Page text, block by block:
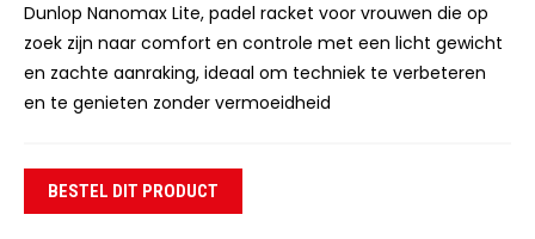
Dunlop Nanomax Lite, padel racket voor vrouwen die op
zoek zijn naar comfort en controle met een licht gewicht
en zachte aanraking, ideaal om techniek te verbeteren
en te genieten zonder vermoeidheid
BESTEL DIT PRODUCT